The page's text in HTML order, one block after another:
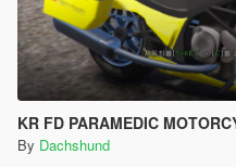
KR FD PARAMEDIC
By Dachshund